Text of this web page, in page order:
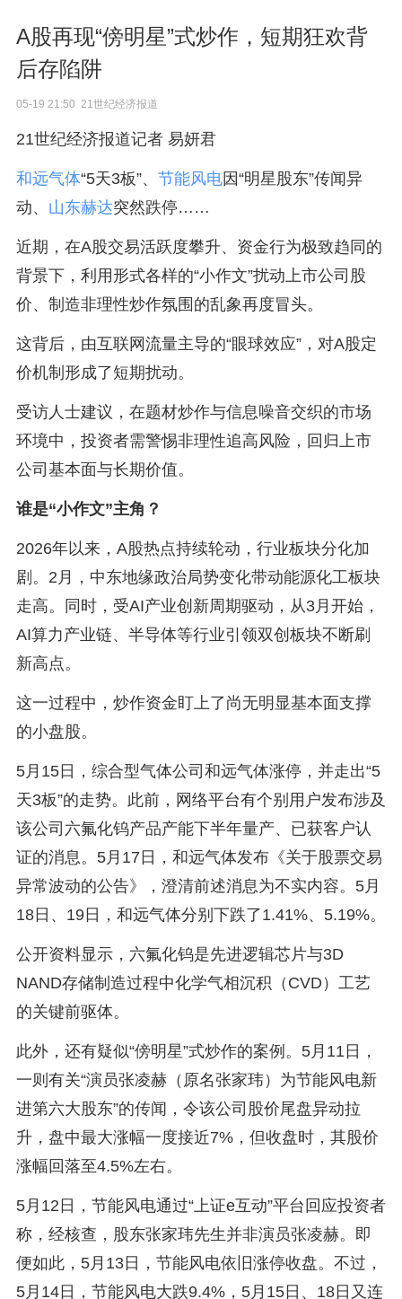
A股再现“傍明星”式炒作，短期狂欢背
后存陷阱
05-19 21:50 21世纪经济报道
21世纪经济报道记者 易妍君
和远气体“5天3板”、 节能风电因“明星股东”传闻异
动、 山东赫达突然跌停……
近期，在A股交易活跃度攀升、资金行为极致趋同的
背景下，利用形式各样的“小作文”扰动上市公司股
价、制造非理性炒作氛围的乱象再度冒头。
这背后，由互联网流量主导的“眼球效应”，对A股定
价机制形成了短期扰动。
受访人士建议，在题材炒作与信息噪音交织的市场
环境中，投资者需警惕非理性追高风险，回归上市
公司基本面与长期价值。
谁是“小作文”主角？
2026年以来，A股热点持续轮动，行业板块分化加
剧。2月，中东地缘政治局势变化带动能源化工板块
走高。同时，受AI产业创新周期驱动，从3月开始，
AI算力产业链、半导体等行业引领双创板块不断刷
新高点。
这一过程中，炒作资金盯上了尚无明显基本面支撑
的小盘股。
5月15日，综合型气体公司和远气体涨停，并走出“5
天3板”的走势。此前，网络平台有个别用户发布涉及
该公司六氟化钨产品产能下半年量产、已获客户认
证的消息。5月17日，和远气体发布《关于股票交易
异常波动的公告》，澄清前述消息为不实内容。5月
18日、19日，和远气体分别下跌了1.41%、5.19%。
公开资料显示，六氟化钨是先进逻辑芯片与3D
NAND存储制造过程中化学气相沉积（CVD）工艺
的关键前驱体。
此外，还有疑似“傍明星”式炒作的案例。5月11日，
一则有关“演员张凌赫（原名张家玮）为节能风电新
进第六大股东”的传闻，令该公司股价尾盘异动拉
升，盘中最大涨幅一度接近7%，但收盘时，其股价
涨幅回落至4.5%左右。
5月12日，节能风电通过“上证e互动”平台回应投资者
称，经核查，股东张家玮先生并非演员张凌赫。即
便如此，5月13日，节能风电依旧涨停收盘。不过，
5月14日，节能风电大跌9.4%，5月15日、18日又连